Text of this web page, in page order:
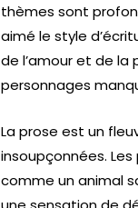
thèmes sont
aimé le style
de l’amour et de
personnages
La prose est un
insoupçonnées.
comme un animal